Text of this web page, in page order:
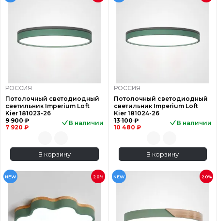
РОССИЯ
Потолочный светодиодный
светильник Imperium Loft
Kier 181023-26
9 900 ₽
7 920 ₽
В наличии
В корзину
РОССИЯ
Потолочный светодиодный
светильник Imperium Loft
Kier 181024-26
13 100 ₽
10 480 ₽
В наличии
В корзину
NEW 20% NEW 20%